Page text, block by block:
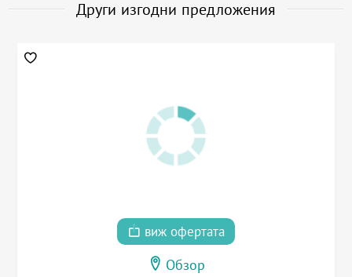
Други изгодни предложения
виж офертата
Обзор